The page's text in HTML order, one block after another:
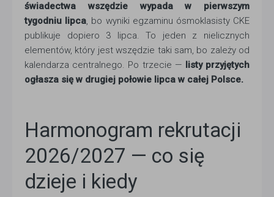
świadectwa wszędzie wypada w pierwszym
tygodniu lipca, bo wyniki egzaminu ósmoklasisty CKE
publikuje dopiero 3 lipca. To jeden z nielicznych
elementów, który jest wszędzie taki sam, bo zależy od
kalendarza centralnego. Po trzecie —
listy przyjętych
ogłasza się w drugiej połowie lipca w całej Polsce.
Harmonogram rekrutacji
2026/2027 — co się
dzieje i kiedy